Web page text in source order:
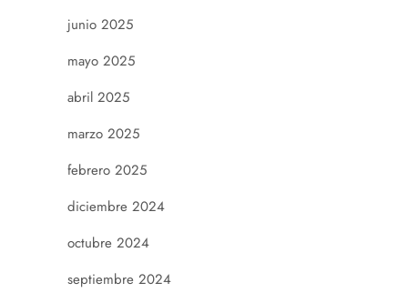
junio 2025
mayo 2025
abril 2025
marzo 2025
febrero 2025
diciembre 2024
octubre 2024
septiembre 2024